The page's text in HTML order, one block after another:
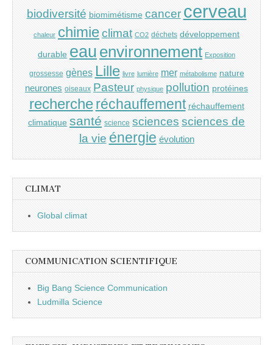
biodiversité biomimétisme cancer cerveau
chaleur chimieclimat CO2 déchets développement
durable eau environnement Exposition
grossesse gènes Lille livre lumière mer métabolisme nature
neurones oiseaux Pasteur physique pollution protéines
recherche réchauffement réchauffement
climatique santé science sciences sciences de
la vie énergie évolution
CLIMAT
Global climat
COMMUNICATION SCIENTIFIQUE
Big Bang Science Communication
Ludmilla Science